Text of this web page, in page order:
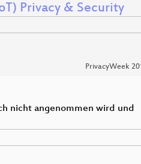
Privacy & Security
PrivacyWeek
nicht angenommen wird und